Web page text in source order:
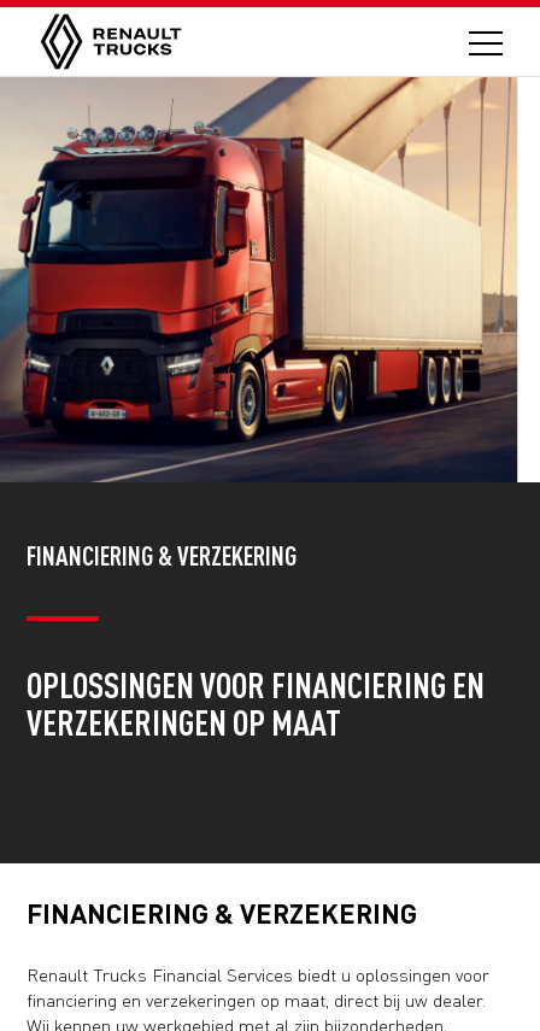
FINANCIERING & VERZEKERING
OPLOSSINGEN VOOR FINANCIERING EN
VERZEKERINGEN OP MAAT
FINANCIERING & VERZEKERING
Renault Trucks Financial Services biedt u oplossingen voor
financiering en verzekeringen op maat, direct bij uw dealer.
Wij kennen uw werkgebied met al zijn bijzonderheden.